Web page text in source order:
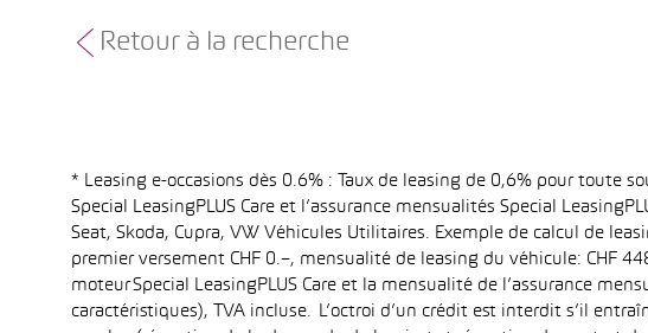
Retour à la recherche
* Leasing e-occasions dès 0.6% : Taux de leasing de 0,6% pour toute
Special LeasingPLUS Care et l’assurance mensualités Special
Seat, Skoda, Cupra, VW Véhicules Utilitaires. Exemple de calcul de
premier versement CHF 0.–, mensualité de leasing du véhicule: CHF
moteur Special LeasingPLUS Care et la mensualité de l’assurance
caractéristiques), TVA incluse. L’octroi d’un crédit est interdit s’il